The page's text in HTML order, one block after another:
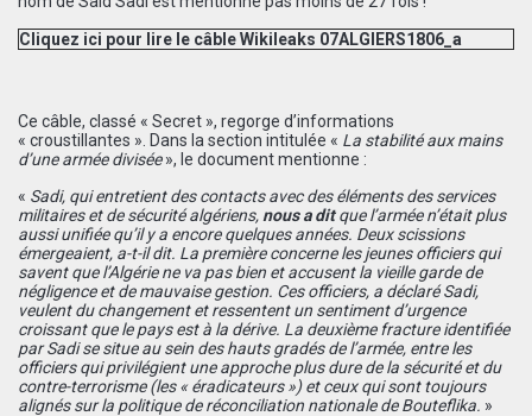
Cliquez ici pour lire le câble Wikileaks 07ALGIERS1806_a
Ce câble, classé « Secret », regorge d’informations
« croustillantes ». Dans la section intitulée « La stabilité aux mains
d’une armée divisée», le document mentionne :
« Sadi, qui entretient des contacts avec des éléments des services
militaires et de sécurité algériens, nous a ditque l’armée n’était plus
aussi unifiée qu’il y a encore quelques années. Deux scissions
émergeaient, a-t-il dit. La première concerne les jeunes officiers qui
savent que l’Algérie ne va pas bien et accusent la vieille garde de
négligence et de mauvaise gestion. Ces officiers, a déclaré Sadi,
veulent du changement et ressentent un sentiment d’urgence
croissant que le pays est à la dérive. La deuxième fracture identifiée
par Sadi se situe au sein des hauts gradés de l’armée, entre les
officiers qui privilégient une approche plus dure de la sécurité et du
contre-terrorisme (les « éradicateurs ») et ceux qui sont toujours
alignés sur la politique de réconciliation nationale de Bouteflika. »